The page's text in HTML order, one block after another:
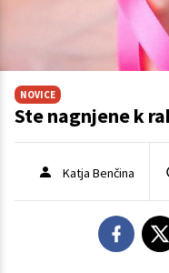
NOVICE
Ste nagnjene k
Katja Benčina